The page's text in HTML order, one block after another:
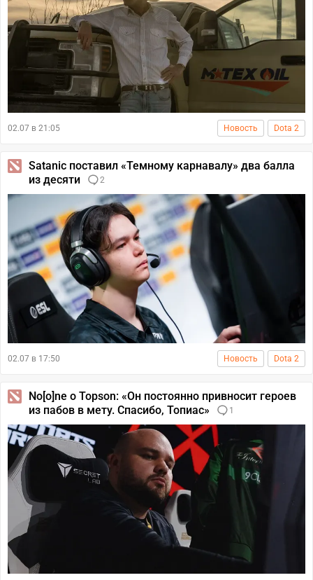
02.07 в 21:05 Новость Dota 2
Satanic поставил «Темному карнавалу» два балла
из десяти
2
02.07 в 17:50 Новость Dota 2
No[o]ne о Topson: «Он постоянно привносит героев
из пабов в мету. Спасибо, Топиас»
1